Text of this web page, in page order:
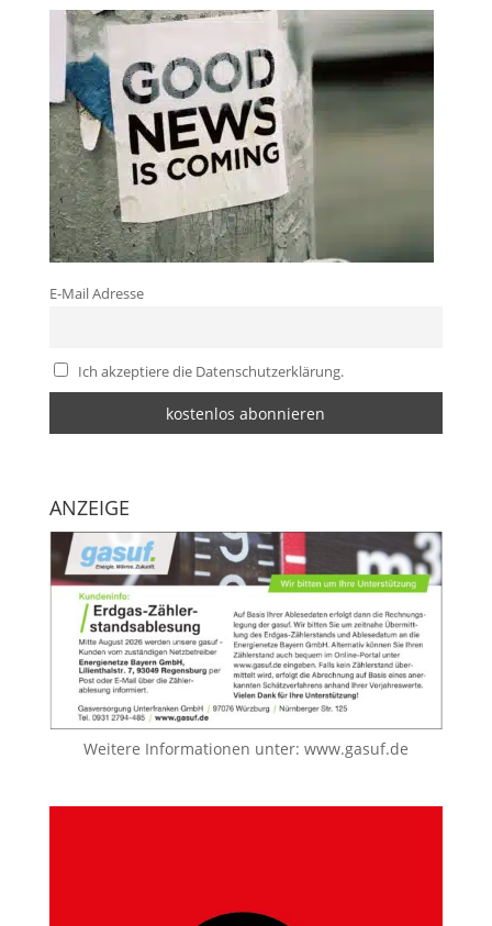
E-Mail Adresse
Ich akzeptiere die Datenschutzerklärung.
ANZEIGE
Weitere Informationen unter: www.gasuf.de